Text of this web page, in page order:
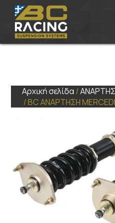
Αρχική σελίδα /
/ BC ΑΝΑΡΤΗΣΗ